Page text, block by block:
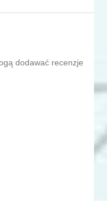
dodawać recenzje